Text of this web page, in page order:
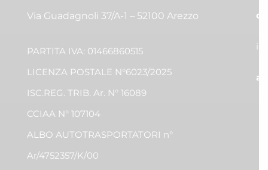
Via Guadagnoli 37/A-1 – 52100 Arezzo
PARTITA IVA: 01466860515
LICENZA POSTALE N°6023/2025
ISC.REG. TRIB. Ar. N° 16089
CCIAA N° 107104
ALBO AUTOTRASPORTATORI n°
Ar/4752357/K/00